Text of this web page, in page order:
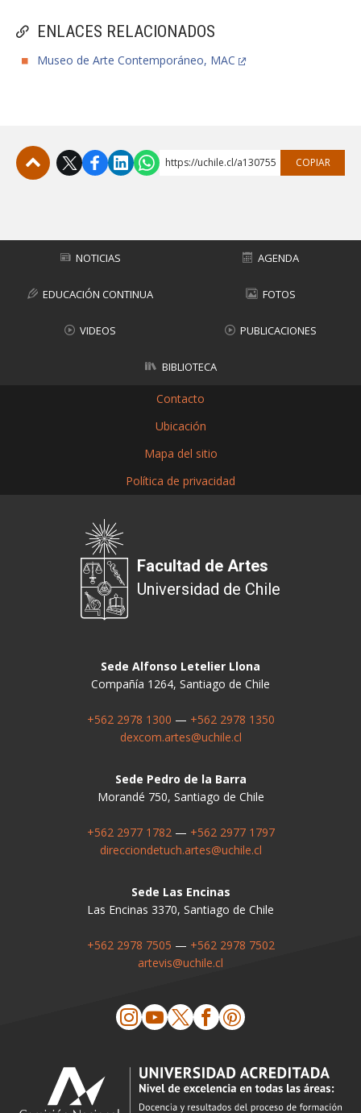
ENLACES RELACIONADOS
Museo de Arte Contemporáneo, MAC
https://uchile.cl/a130755 COPIAR
NOTICIAS AGENDA
EDUCACIÓN CONTINUA FOTOS
VIDEOS PUBLICACIONES
BIBLIOTECA
Contacto
Ubicación
Mapa del sitio
Política de privacidad
Facultad de Artes
Universidad de Chile
Sede Alfonso Letelier Llona
Compañía 1264, Santiago de Chile
+562 2978 1300 — +562 2978 1350
dexcom.artes@uchile.cl
Sede Pedro de la Barra
Morandé 750, Santiago de Chile
+562 2977 1782— +562 2977 1797
direcciondetuch.artes@uchile.cl
Sede Las Encinas
Las Encinas 3370, Santiago de Chile
+562 2978 7505 — +562 2978 7502
artevis@uchile.cl